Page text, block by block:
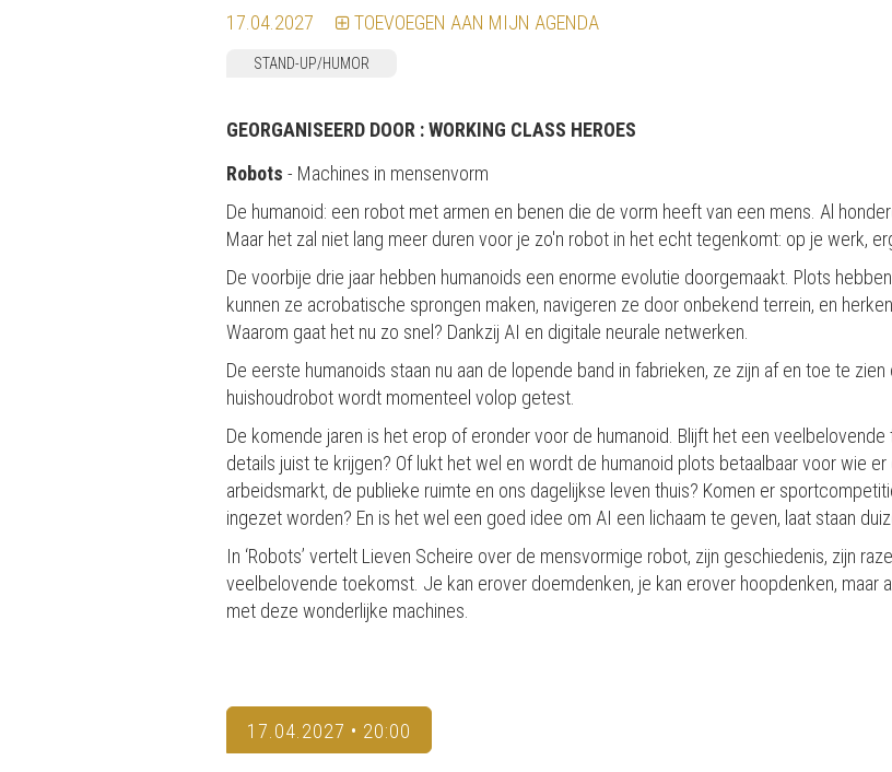
17.04.2027 TOEVOEGEN AAN MIJN AGENDA
STAND-UP/HUMOR
GEORGANISEERD DOOR :WORKING CLASS HEROES
Robots - Machines in mensenvorm
De humanoid: een robot met armen en benen die de vorm heeft van een mens. Al
Maar het zal niet lang meer duren voor je zo'n robot in het echt tegenkomt: op je werk,
De voorbije drie jaar hebben humanoids een enorme evolutie doorgemaakt. Plots
kunnen ze acrobatische sprongen maken, navigeren ze door onbekend terrein, en
Waarom gaat het nu zo snel? Dankzij AI en digitale neurale netwerken.
De eerste humanoids staan nu aan de lopende band in fabrieken, ze zijn af en toe te
huishoudrobot wordt momenteel volop getest.
De komende jaren is het erop of eronder voor de humanoid. Blijft het een
details juist te krijgen? Of lukt het wel en wordt de humanoid plots betaalbaar voor wie
arbeidsmarkt, de publieke ruimte en ons dagelijkse leven thuis? Komen er
ingezet worden? En is het wel een goed idee om AI een lichaam te geven, laat staan
In ‘Robots’ vertelt Lieven Scheire over de mensvormige robot, zijn geschiedenis, zijn
veelbelovende toekomst. Je kan erover doemdenken, je kan erover hoopdenken, maar
met deze wonderlijke machines.
17.04.2027 • 20:00